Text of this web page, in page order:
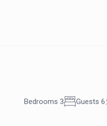
6 Guests
3 Bedrooms